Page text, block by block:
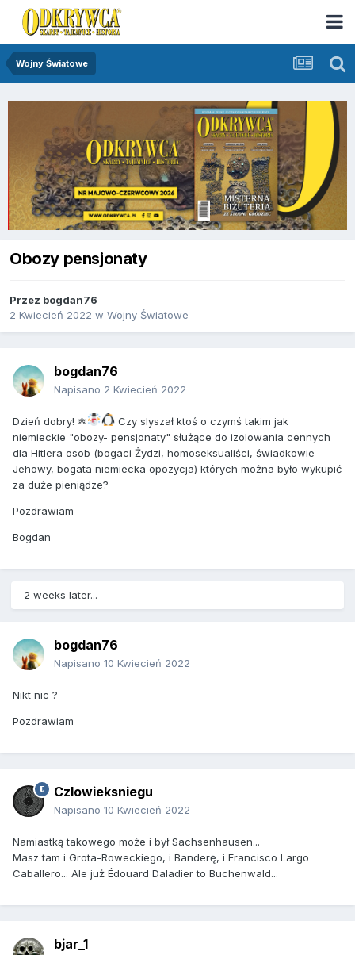
Wojny Światowe
Obozy pensjonaty
Przez bogdan76
2 Kwiecień 2022 w Wojny Światowe
bogdan76
Napisano 2 Kwiecień 2022
Dzień dobry! ❄
Czy slyszał ktoś o czymś takim jak
niemieckie "obozy- pensjonaty" służące do izolowania cennych
dla Hitlera osob (bogaci Żydzi, homoseksualiści, świadkowie
Jehowy, bogata niemiecka opozycja) których można było wykupić
za duże pieniądze?
Pozdrawiam
Bogdan
2 weeks later...
bogdan76
Napisano 10 Kwiecień 2022
Nikt nic ?
Pozdrawiam
Czlowieksniegu
Napisano 10 Kwiecień 2022
Namiastką takowego może i był Sachsenhausen...
Masz tam i Grota-Roweckiego, i Banderę, i Francisco Largo
Caballero... Ale już Édouard Daladier to Buchenwald...
bjar_1